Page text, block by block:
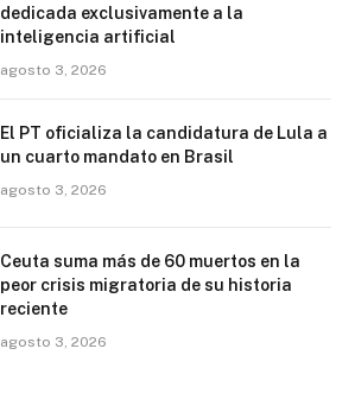
dedicada exclusivamente a la
inteligencia artificial
agosto 3, 2026
El PT oficializa la candidatura de Lula a
un cuarto mandato en Brasil
agosto 3, 2026
Ceuta suma más de 60 muertos en la
peor crisis migratoria de su historia
reciente
agosto 3, 2026